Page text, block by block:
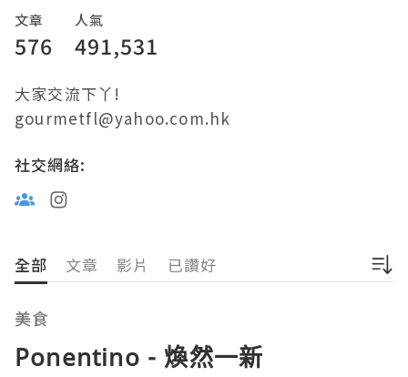
文章
576
人氣
491,531
大家交流下丫!
gourmetfl@yahoo.com.hk
社交網絡:
全部 文章 影片 已讚好
美食
Ponentino - 煥然一新